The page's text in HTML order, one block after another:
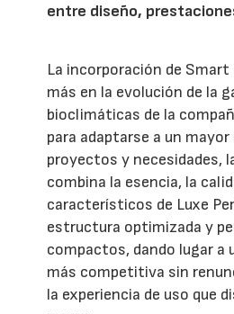
entre diseño,
La incorporación de Smart
más en la evolución de la
bioclimáticas de la
para adaptarse a un mayor
proyectos y necesidades,
combina la esencia, la
característicos de Luxe
estructura optimizada y
compactos, dando lugar a
más competitiva sin
la experiencia de uso que